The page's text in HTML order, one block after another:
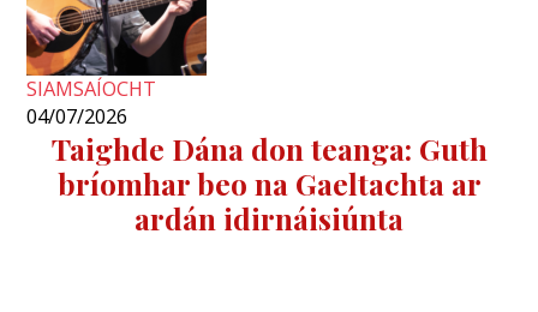
SIAMSAÍOCHT
04/07/2026
Taighde Dána don teanga: Guth
bríomhar beo na Gaeltachta ar
ardán idirnáisiúnta